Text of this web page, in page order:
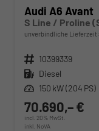
Audi A6 Avant
unverbindliche Lieferzeit:
Fahrzeugnr. 10399339
Kraftstoff Diesel
Leistung 150 kW (204 PS)
70.690,– €
incl. 20% MwSt.
inkl. NoVA